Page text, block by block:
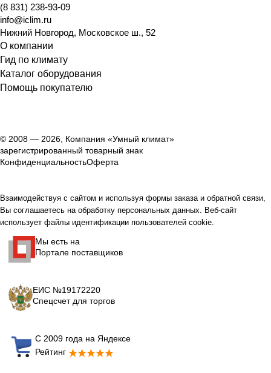
(8 831) 238-93-09
info@iclim.ru
Нижний Новгород, Московское ш., 52
О компании
Гид по климату
Каталог оборудования
Помощь покупателю
© 2008 — 2026, Компания «Умный климат»
зарегистрированный товарный знак
КонфиденциальностьОферта
Взаимодействуя с сайтом и используя формы заказа и обратной связи,
Вы соглашаетесь на обработку персональных данных. Веб-сайт
использует файлы идентификации пользователей cookie.
Мы есть на
Портале поставщиков
ЕИС №19172220
Спецсчет для торгов
С 2009 года на Яндексе
Рейтинг